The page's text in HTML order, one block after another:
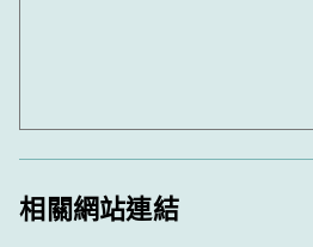
相關網站連結